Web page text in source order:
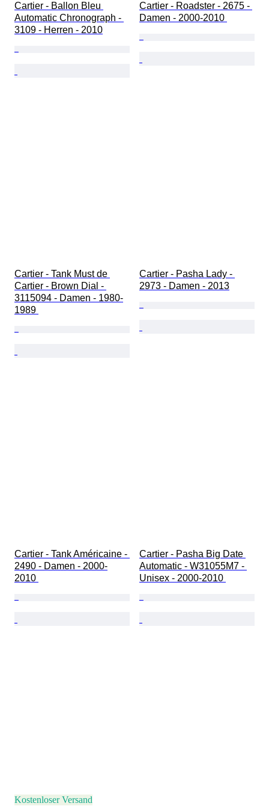
Cartier - Ballon Bleu
Automatic Chronograph -
3109 - Herren - 2010
Cartier - Roadster - 2675 -
Damen - 2000-2010
Cartier - Tank Must de
Cartier - Brown Dial -
3115094 - Damen - 1980-
1989
Cartier - Pasha Lady -
2973 - Damen - 2013
Cartier - Tank Américaine -
2490 - Damen - 2000-
2010
Cartier - Pasha Big Date
Automatic - W31055M7 -
Unisex - 2000-2010
Kostenloser Versand